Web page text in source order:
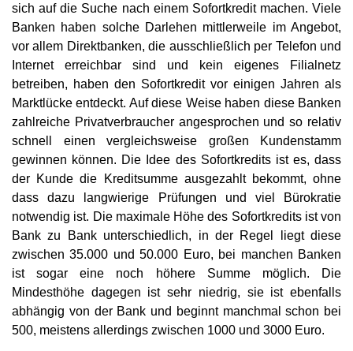
sich auf die Suche nach einem Sofortkredit machen. Viele
Banken haben solche Darlehen mittlerweile im Angebot,
vor allem Direktbanken, die ausschließlich per Telefon und
Internet erreichbar sind und kein eigenes Filialnetz
betreiben, haben den Sofortkredit vor einigen Jahren als
Marktlücke entdeckt. Auf diese Weise haben diese Banken
zahlreiche Privatverbraucher angesprochen und so relativ
schnell einen vergleichsweise großen Kundenstamm
gewinnen können. Die Idee des Sofortkredits ist es, dass
der Kunde die Kreditsumme ausgezahlt bekommt, ohne
dass dazu langwierige Prüfungen und viel Bürokratie
notwendig ist. Die maximale Höhe des Sofortkredits ist von
Bank zu Bank unterschiedlich, in der Regel liegt diese
zwischen 35.000 und 50.000 Euro, bei manchen Banken
ist sogar eine noch höhere Summe möglich. Die
Mindesthöhe dagegen ist sehr niedrig, sie ist ebenfalls
abhängig von der Bank und beginnt manchmal schon bei
500, meistens allerdings zwischen 1000 und 3000 Euro.